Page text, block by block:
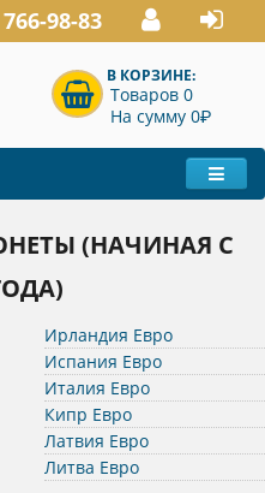
98-83
В КОРЗИНЕ:
Товаров 0
На сумму 0P
(НАЧИНАЯ С
Ирландия Евро
Испания Евро
Италия Евро
Кипр Евро
Латвия Евро
Литва Евро